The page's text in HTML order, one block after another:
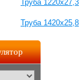
Труба 1220х27,3
Труба 1420х25,8